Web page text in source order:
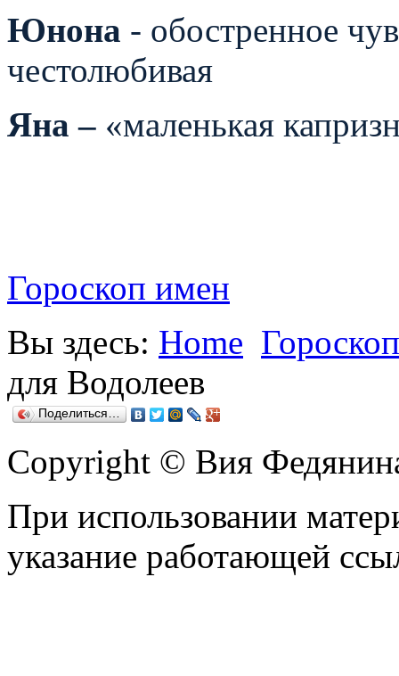
Юнона - обостренное
честолюбивая
Яна – «маленькая
Гороскоп имен
Вы здесь: Home
для Водолеев
Поделиться…
Copyright © Вия
При использовании
указание работающей